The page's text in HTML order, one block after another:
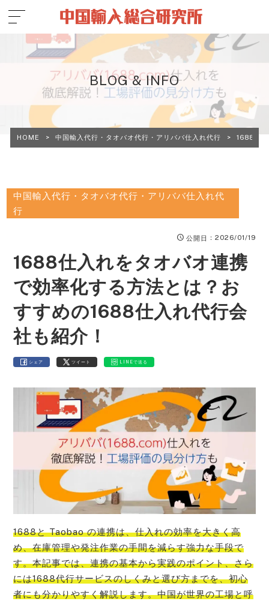
BLOG & INFO
HOME > 中国輸入代行・タオバオ代行・アリババ仕入れ代行 > 1688仕
中国輸入代行・タオバオ代行・アリババ仕入れ代
行
公開日 ：2026/01/19
1688仕入れをタオバオ連携
で効率化する方法とは？お
すすめの1688仕入れ代行会
社も紹介！
シェア ツイート LINEで送る
1688と Taobao の連携は、仕入れの効率を大きく高
め、在庫管理や発注作業の手間を減らす強力な手段で
す。本記事では、連携の基本から実践のポイント、さら
には1688代行サービスのしくみと選び方までを、初心
者にも分かりやすく解説します。中国が世界の工場と呼